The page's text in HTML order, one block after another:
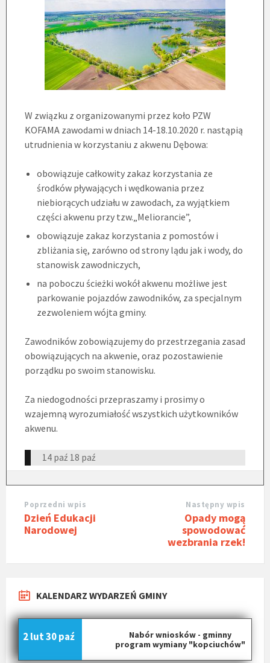
W związku z organizowanymi przez koło PZW
KOFAMA zawodami w dniach 14-18.10.2020 r. nastąpią
utrudnienia w korzystaniu z akwenu Dębowa:
obowiązuje całkowity zakaz korzystania ze
środków pływających i wędkowania przez
niebiorących udziału w zawodach, za wyjątkiem
części akwenu przy tzw.„Meliorancie”,
obowiązuje zakaz korzystania z pomostów i
zbliżania się, zarówno od strony lądu jak i wody, do
stanowisk zawodniczych,
na poboczu ścieżki wokół akwenu możliwe jest
parkowanie pojazdów zawodników, za specjalnym
zezwoleniem wójta gminy.
Zawodników zobowiązujemy do przestrzegania zasad
obowiązujących na akwenie, oraz pozostawienie
porządku po swoim stanowisku.
Za niedogodności przepraszamy i prosimy o
wzajemną wyrozumiałość wszystkich użytkowników
akwenu.
14 paź 18 paź
Poprzedni wpis
Dzień Edukacji
Narodowej
Następny wpis
Opady mogą
spowodować
wezbrania rzek!
KALENDARZ WYDARZEŃ GMINY
Nabór wniosków - gminny
program wymiany "kopciuchów"
2 lut30 paź